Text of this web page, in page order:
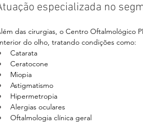
especializada no
das cirurgias, o Centro Oftalmológico
do olho, tratando condições como:
Catarata
Ceratocone
Miopia
Astigmatismo
Hipermetropia
Alergias oculares
Oftalmologia clínica geral